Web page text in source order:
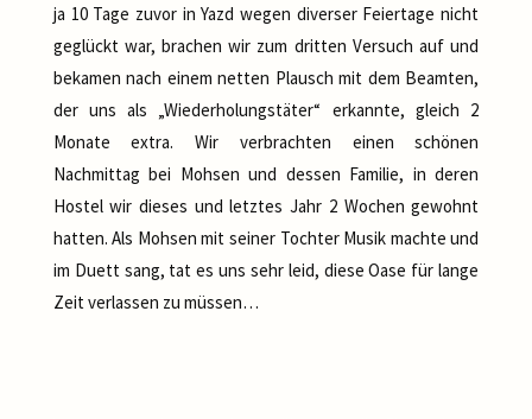
ja 10 Tage zuvor in Yazd wegen diverser Feiertage nicht
geglückt war, brachen wir zum dritten Versuch auf und
bekamen nach einem netten Plausch mit dem Beamten,
der uns als „Wiederholungstäter“ erkannte, gleich 2
Monate extra. Wir verbrachten einen schönen
Nachmittag bei Mohsen und dessen Familie, in deren
Hostel wir dieses und letztes Jahr 2 Wochen gewohnt
hatten. Als Mohsen mit seiner Tochter Musik machte und
im Duett sang, tat es uns sehr leid, diese Oase für lange
Zeit verlassen zu müssen…